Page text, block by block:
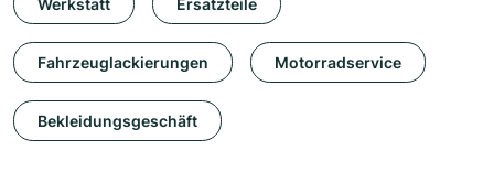
Fahrzeuglackierungen Motorradservice
Bekleidungsgeschäft